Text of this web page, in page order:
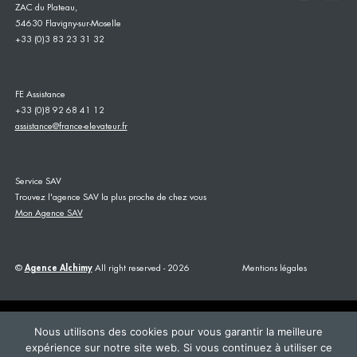
ZAC du Plateau,
54630 Flavigny-sur-Moselle
+33 (0)3 83 23 31 32
FE Assistance
+33 (0)8 92 68 41 12
assistance@france-elevateur.fr
Service SAV
Trouvez l'agence SAV la plus proche de chez vous
Mon Agence SAV
© Agence AlchimyAll right reserved - 2026 Mentions légales
Nous utilisons des cookies pour vous garantir la meilleure
expérience sur notre site web. Si vous continuez à utiliser ce